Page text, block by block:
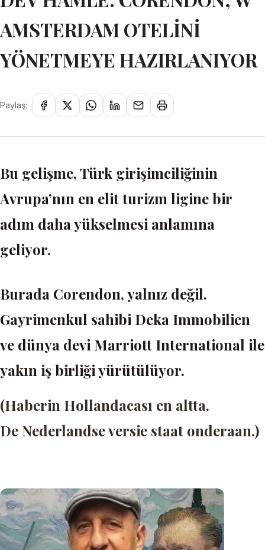
AMSTERDAM OTELİNİ
YÖNETMEYE HAZIRLANIYOR
Paylaş:
Bu gelişme, Türk girişimciliğinin
Avrupa’nın en elit turizm ligine bir
adım daha yükselmesi anlamına
geliyor.
Burada Corendon, yalnız değil.
Gayrimenkul sahibi Deka Immobilien
ve dünya devi Marriott International ile
yakın iş birliği yürütülüyor.
(Haberin Hollandacası en altta.
De Nederlandse versie staat onderaan.)